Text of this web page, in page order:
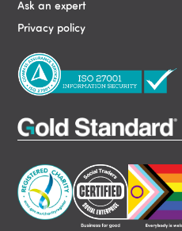
Ask an expert
Privacy policy